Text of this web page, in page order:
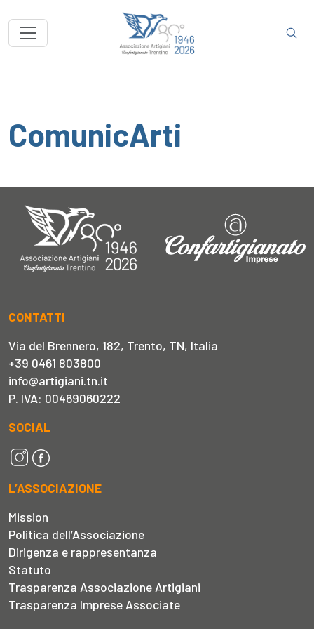
ComunicArti
CONTATTI
Via del Brennero, 182, Trento, TN, Italia
+39 0461 803800
info@artigiani.tn.it
P. IVA: 00469060222
SOCIAL
L’ASSOCIAZIONE
Mission
Politica dell’Associazione
Dirigenza e rappresentanza
Statuto
Trasparenza Associazione Artigiani
Trasparenza Imprese Associate